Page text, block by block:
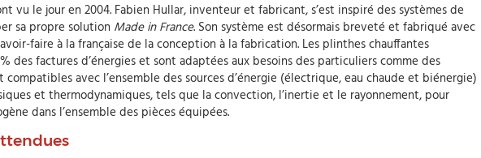
vu le jour en 2004. Fabien Hullar, inventeur et fabricant, s’est inspiré des systèmes de
sa propre solution Made in France. Son système est désormais breveté et fabriqué avec
faire à la française de la conception à la fabrication. Les plinthes chauffantes
des factures d’énergies et sont adaptées aux besoins des particuliers comme des
compatibles avec l’ensemble des sources d’énergie (électrique, eau chaude et biénergie)
et thermodynamiques, tels que la convection, l’inertie et le rayonnement, pour
dans l’ensemble des pièces équipées.